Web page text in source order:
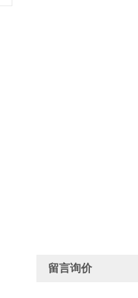
留言询价